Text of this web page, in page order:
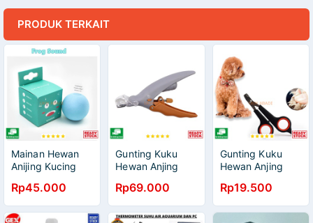
PRODUK TERKAIT
Mainan Hewan
Anijing Kucing
Suara kodok Pet
CatBall PGCT162
Rp45.000
Gunting Kuku
Hewan Anjing
LED Pet Nail
Claw Clipper
Y333
Rp69.000
Gunting Kuku
Hewan Anjing
Steel CW045
Rp19.500